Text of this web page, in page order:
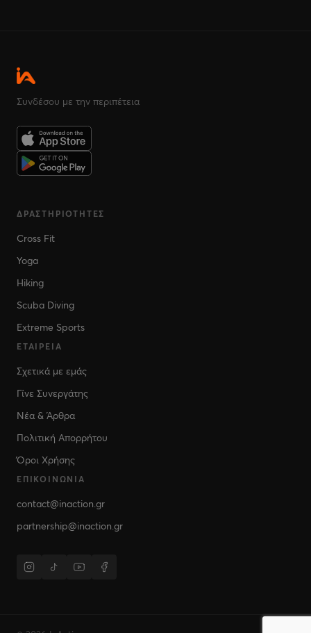
Συνδέσου με την περιπέτεια
ΔΡΑΣΤΗΡΙΌΤΗΤΕΣ
Cross Fit
Yoga
Hiking
Scuba Diving
Extreme Sports
ΕΤΑΙΡΕΊΑ
Σχετικά με εμάς
Γίνε Συνεργάτης
Νέα & Άρθρα
Πολιτική Απορρήτου
Όροι Χρήσης
ΕΠΙΚΟΙΝΩΝΊΑ
contact@inaction.gr
partnership@inaction.gr